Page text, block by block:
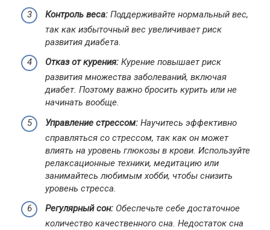
Контроль веса: Поддерживайте нормальный вес,
так как избыточный вес увеличивает риск
развития диабета.
Отказ от курения: Курение повышает риск
развития множества заболеваний, включая
диабет. Поэтому важно бросить курить или не
начинать вообще.
Управление стрессом: Научитесь эффективно
справляться со стрессом, так как он может
влиять на уровень глюкозы в крови. Используйте
релаксационные техники, медитацию или
занимайтесь любимым хобби, чтобы снизить
уровень стресса.
Регулярный сон: Обеспечьте себе достаточное
количество качественного сна. Недостаток сна